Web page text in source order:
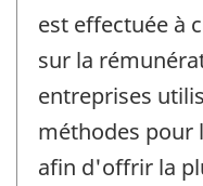
est effectuée à
sur la
entreprises
méthodes pour
afin d'offrir la